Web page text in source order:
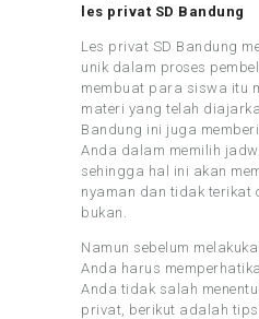
les privat SD Bandung
Les privat SD Bandung
unik dalam proses
membuat para siswa itu
materi yang telah
Bandung ini juga
Anda dalam memilih
sehingga hal ini akan
nyaman dan tidak terikat
bukan.
Namun sebelum
Anda harus
Anda tidak salah
privat, berikut adalah